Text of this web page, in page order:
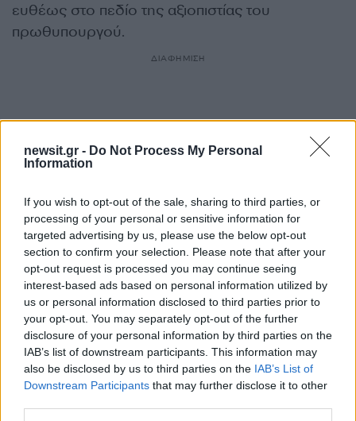
newsit.gr - Do Not Process My Personal
Information
If you wish to opt-out of the sale, sharing to third parties, or
processing of your personal or sensitive information for
targeted advertising by us, please use the below opt-out
section to confirm your selection. Please note that after your
opt-out request is processed you may continue seeing
interest-based ads based on personal information utilized by
us or personal information disclosed to third parties prior to
your opt-out. You may separately opt-out of the further
disclosure of your personal information by third parties on the
IAB’s list of downstream participants. This information may
also be disclosed by us to third parties on the IAB’s List of
Downstream Participants that may further disclose it to other
ευθέως στο πεδίο της αξιοπιστίας του
πρωθυπουργού.
ΔΙΑΦΗΜΙΣΗ
Αν τα χάσατε